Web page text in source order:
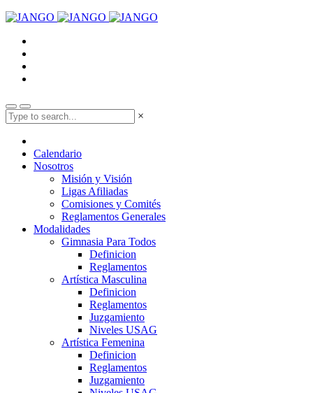
×
Calendario
Nosotros
Misión y Visión
Ligas Afiliadas
Comisiones y Comités
Reglamentos Generales
Modalidades
Gimnasia Para Todos
Definicion
Reglamentos
Artística Masculina
Definicion
Reglamentos
Juzgamiento
Niveles USAG
Artística Femenina
Definicion
Reglamentos
Juzgamiento